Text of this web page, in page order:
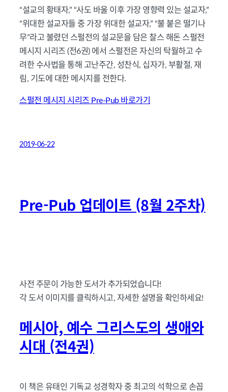
“설교의 황태자,” “사도 바울 이후 가장 영향력 있는 설교자,”
“위대한 설교자들 중 가장 위대한 설교자,” “불 붙은 떨기나
무”라고 불렸던 스펄전의 설교문을 담은 찰스 해돈 스펄전
메시지 시리즈 (전6권) 에서 스펄전은 자신의 탁월하고 수
려한 수사법을 통해 고난주간, 성찬식, 십자가, 부활절, 재
림, 기도에 대한 메시지를 전한다.
스펄전 메시지 시리즈 Pre-Pub 바로가기
2019-06-22
Pre-Pub 업데이트 (8월 2주차)
사전 주문이 가능한 도서가 추가되었습니다!
각 도서 이미지를 클릭하시고, 자세한 설명을 확인하세요!
메시아, 예수 그리스도의 생애와
시대 (전4권)
이 책은 유태인 기독교 성경학자 중 최고의 석학으로 손꼽